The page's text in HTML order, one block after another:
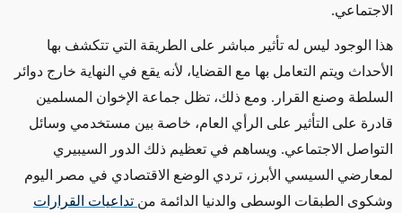
الاجتماعي.
هذا الوجود ليس له تأثير مباشر على الطريقة التي تتكشف بها
الأحداث ويتم التعامل بها مع القضايا، لأنه يقع في النهاية خارج دوائر
السلطة وصنع القرار. ومع ذلك، تظل جماعة الإخوان المسلمين
قادرة على التأثير على الرأي العام، خاصة بين مستخدمي وسائل
التواصل الاجتماعي. ويساهم في تعظيم ذلك الدور السيبيري
لمعارضي السيسي الأبرز، تردي الوضع الاقتصادي في مصر اليوم
وشكوى الطبقات الوسطى والدنيا الدائمة من تداعيات القرارات